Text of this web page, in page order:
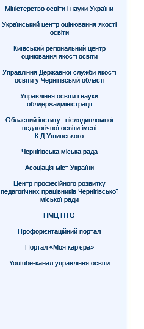
Міністерство освіти і науки України
Український центр оцінювання якості
освіти
Київський регіональний центр
оцінювання якості освіти
Управління Державної служби якості
освіти у Чернігівській області
Управління освіти і науки
облдержадміністрації
Обласний інститут післядипломної
педагогічної освіти імені
К.Д.Ушинського
Чернігівська міська рада
Асоціація міст України
Центр професійного розвитку
педагогічних працівників Чернігівської
міської ради
НМЦ ПТО
Профорієнтаційний портал
Портал «Моя кар’єра»
Youtube-канал управління освіти